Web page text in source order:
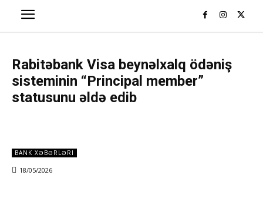
Rabitəbank Visa beynəlxalq ödəniş
sisteminin “Principal member”
statusunu əldə edib
BANK XƏBƏRLƏRI
18/05/2026